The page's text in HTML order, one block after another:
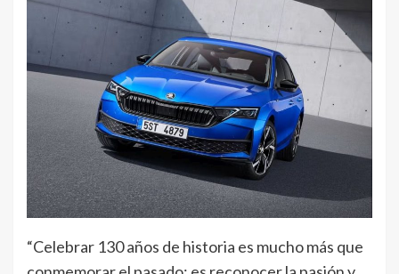
“Celebrar 130 años de historia es mucho más que